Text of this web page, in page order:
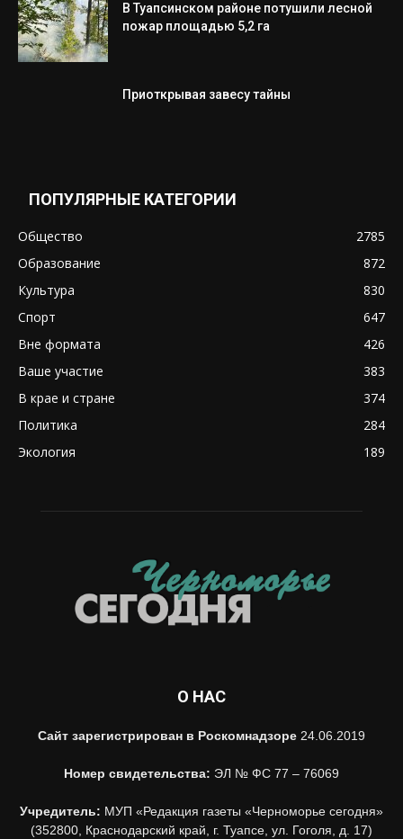
В Туапсинском районе потушили лесной
пожар площадью 5,2 га
Приоткрывая завесу тайны
ПОПУЛЯРНЫЕ КАТЕГОРИИ
Общество
2785
Образование
872
Культура
830
Спорт
647
Вне формата
426
Ваше участие
383
В крае и стране
374
Политика
284
Экология
189
О НАС
Сайт зарегистрирован в Роскомнадзоре 24.06.2019
Номер свидетельства: ЭЛ № ФС 77 – 76069
Учредитель: МУП «Редакция газеты «Черноморье сегодня»
(352800, Краснодарский край, г. Туапсе, ул. Гоголя, д. 17)